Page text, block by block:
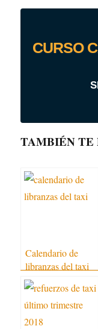
CURSO
TAMBIÉN TE
Calendario de
libranzas del taxi
2016